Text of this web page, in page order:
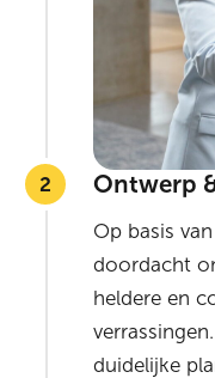
Ontwerp
Op basis
doordacht
heldere en
duidelijke